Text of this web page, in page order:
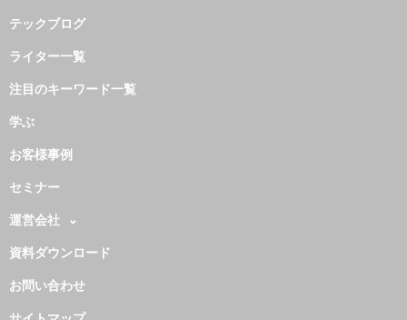
テックブログ
ライター一覧
注目のキーワード一覧
学ぶ
お客様事例
セミナー
運営会社
資料ダウンロード
お問い合わせ